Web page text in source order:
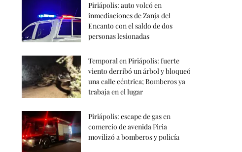
Piriápolis: auto volcó en
inmediaciones de Zanja del
Encanto con el saldo de dos
personas lesionadas
Temporal en Piriápolis: fuerte
viento derribó un árbol y bloqueó
una calle céntrica; Bomberos ya
trabaja en el lugar
Piriápolis: escape de gas en
comercio de avenida Piria
movilizó a bomberos y policía